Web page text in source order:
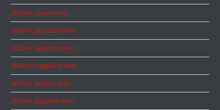
2025 m. sausio mėn.
2024 m. gruodžio mėn.
2024 m. lapkričio mėn.
2024 m. rugpjūčio mėn.
2024 m. birželio mėn.
2024 m. gegužės mėn.